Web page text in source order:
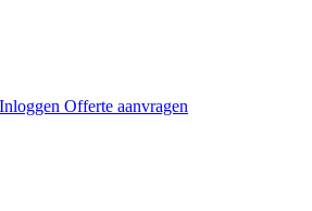
Inloggen Offerte aanvragen